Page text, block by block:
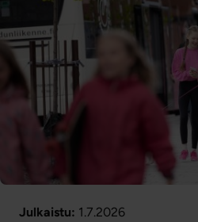
Julkaistu: 1.7.2026